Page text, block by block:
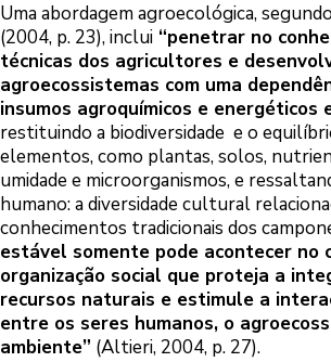
Uma abordagem agroecológica,
(2004, p. 23), inclui “penetrar no
técnicas dos agricultores e
agroecossistemas com uma
insumos agroquímicos e energéticos
restituindo a biodiversidade e o
elementos, como plantas, solos,
umidade e microorganismos, e
humano: a diversidade cultural
conhecimentos tradicionais dos
estável somente pode acontecer no
organização social que proteja a
recursos naturais e estimule a
entre os seres humanos, o
ambiente” (Altieri, 2004, p. 27).